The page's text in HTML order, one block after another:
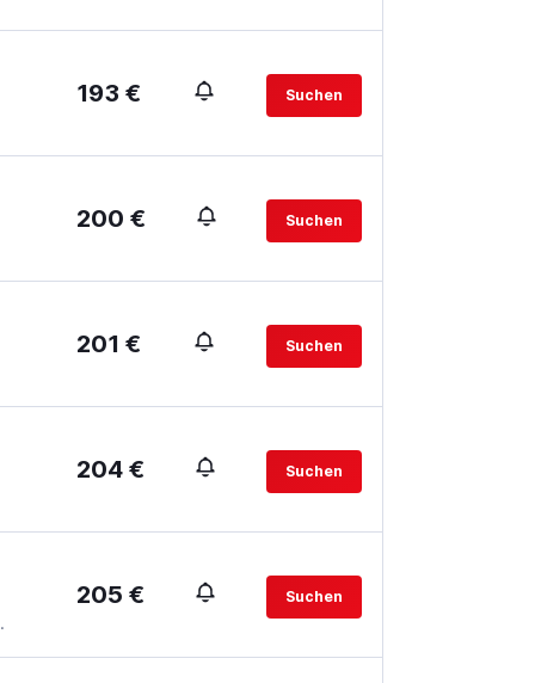
193 € Suchen
200 € Suchen
201 € Suchen
204 € Suchen
205 € Suchen